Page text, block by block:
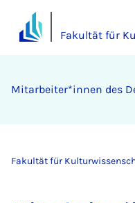
Fakultät für
Mit­a­r­bei­ter*in­nen des
Fakultät für